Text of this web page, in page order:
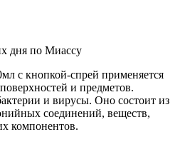
дня по Миассу
с кнопкой-спрей применяется
и предметов.
и вирусы. Оно состоит из
соединений, веществ,
компонентов.